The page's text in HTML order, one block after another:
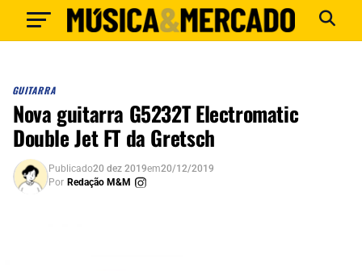
GUITARRA
Nova guitarra G5232T Electromatic
Double Jet FT da Gretsch
Publicado20 dez 2019em20/12/2019
Por Redação M&M